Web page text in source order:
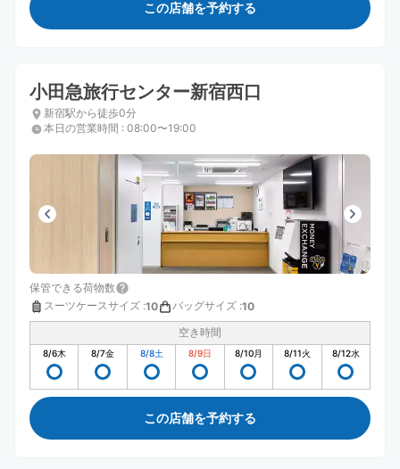
この店舗を予約する
小田急旅行センター新宿西口
新宿駅から徒歩0分
本日の営業時間 : 08:00〜19:00
保管できる荷物数
スーツケースサイズ :10 バッグサイズ :10
空き時間
8/6木 8/7金 8/8土 8/9日 8/10月 8/11火 8/12水
この店舗を予約する